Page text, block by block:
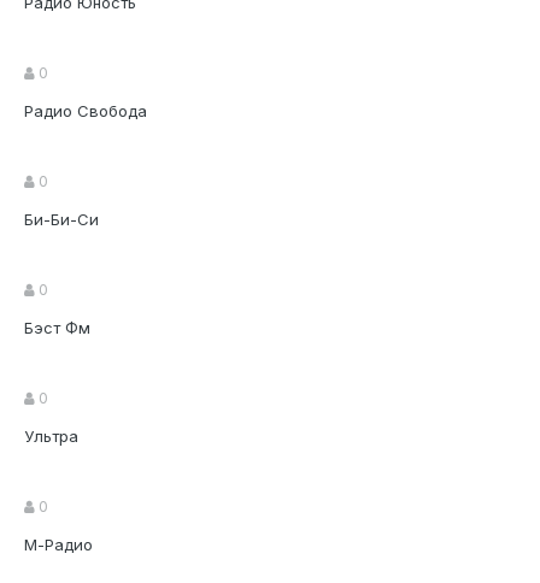
0
Радио Свобода
0
Би-Би-Си
0
Бэст Фм
0
Ультра
0
М-Радио